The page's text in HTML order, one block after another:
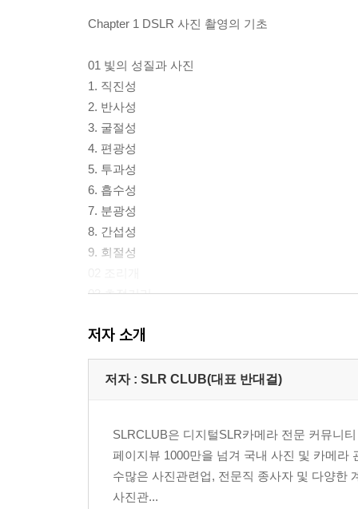
Chapter 1 DSLR 사진 촬영의 기초
01 빛의 성질과 사진
1. 직진성
2. 반사성
3. 굴절성
4. 편광성
5. 투과성
6. 흡수성
7. 분광성
8. 간섭성
9. 회절성
03 초점거리
05 셔터속도
06 조리개와 셔터의 상관 관계
07 카메라의 시신경 : CCD/CMOS
01 광각 줌렌즈
1. 각 렌즈별 스펙 비교표
2. Canon EF 16-35mm F2.8 L SUM
2.1. 나만의 마법지팡이 ‘광각렌즈’
저자 소개
저자 : SLR CLUB(대표 반대걸)
SLRCLUB은 디지털SLR카메라 전문 커뮤니
페이지뷰 1000만을 넘겨 국내 사진 및 카메라
수많은 사진관련업, 전문직 종사자 및 다양한
사진관...